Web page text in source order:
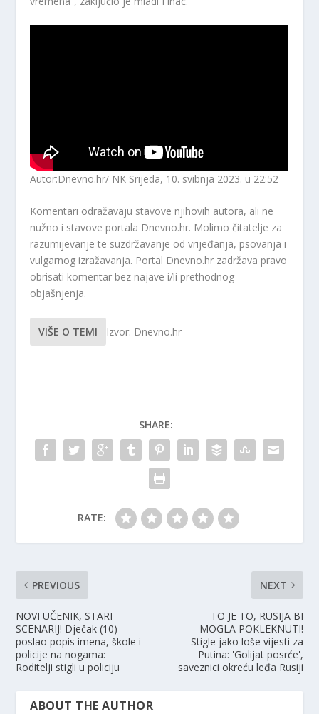
Autor:Dnevno.hr/ NK Srijeda, 10. svibnja 2023. u 22:52
Komentari odražavaju stavove njihovih autora, ali ne
nužno i stavove portala Dnevno.hr. Molimo čitatelje za
razumijevanje te suzdržavanje od vrijeđanja, psovanja i
vulgarnog izražavanja. Portal Dnevno.hr zadržava pravo
obrisati komentar bez najave i/li prethodnog
objašnjenja.
VIŠE O TEMI Izvor: Dnevno.hr
SHARE:
RATE:
PREVIOUS
NOVI UČENIK, STARI
SCENARIJ! Dječak (10)
poslao popis imena, škole i
policije na nogama:
Roditelji stigli u policiju
NEXT
TO JE TO, RUSIJA BI
MOGLA POKLEKNUTI!
Stigle jako loše vijesti za
Putina: 'Golijat posrće',
saveznici okreću leđa Rusiji
ABOUT THE AUTHOR